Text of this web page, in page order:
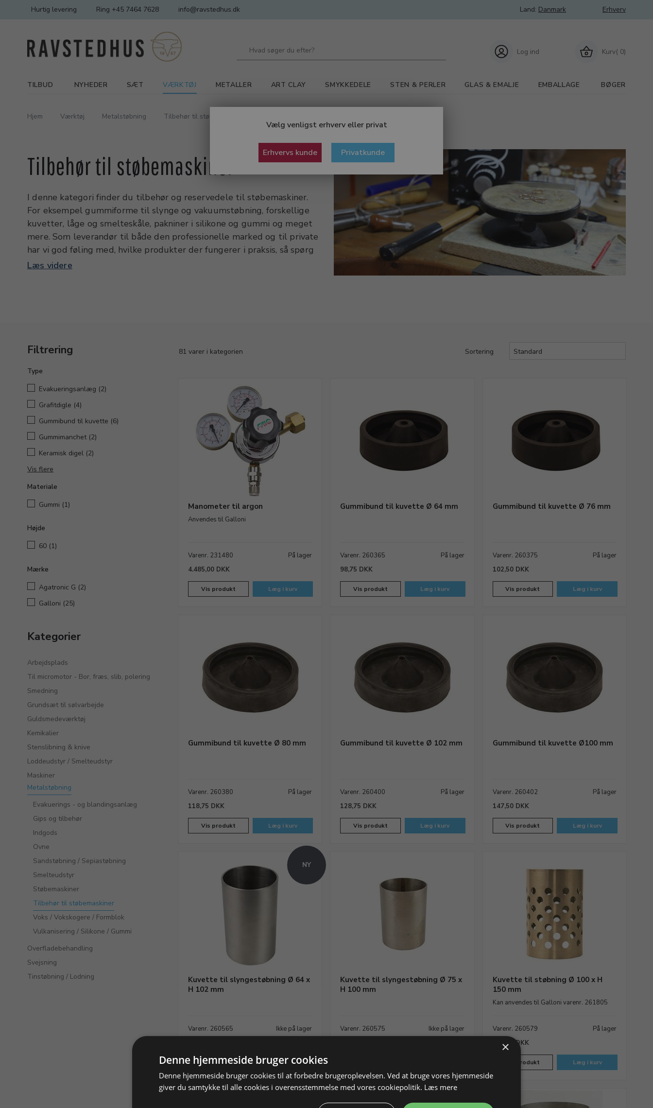
Vælg venligst erhverv eller privat
Erhvervs kunde Privatkunde
Hurtig levering Ring +45 7464 7628 info@ravstedhus.dk Land: Danmark Erhverv
Kurv( 0)
Log ind
TILBUD NYHEDER SÆT VÆRKTØJ METALLER ART CLAY SMYKKEDELE STEN & PERLER GLAS & EMALJE EMBALLAGE BØGER
Hjem Værktøj Metalstøbning Tilbehør til støbemaskiner
Tilbehør til støbemaskiner
I denne kategori finder du tilbehør og reservedele til støbemaskiner.
For eksempel gummiforme til slynge og vakuumstøbning, forskellige
kuvetter, låge og smelteskåle, pakniner i silikone og gummi og meget
mere. Som leverandør til både den professionelle marked og til private
har vi god føling med, hvilke produkter der fungerer i praksis, så spørg
endelig, hvis du er i tvivl.
Læs videre
Filtrering
Type
Evakueringsanlæg (2)
Grafitdigle (4)
Gummibund til kuvette (6)
Gummimanchet (2)
Keramisk digel (2)
Vis flere
Materiale
Gummi (1)
Højde
60 (1)
Mærke
Agatronic G (2)
Galloni (25)
Kategorier
Arbejdsplads
Til micromotor - Bor, fræs, slib, polering
Smedning
Grundsæt til sølvarbejde
Guldsmedeværktøj
Kemikalier
Stenslibning & knive
Loddeudstyr / Smelteudstyr
Maskiner
Metalstøbning
Evakuerings - og blandingsanlæg
Gips og tilbehør
Indgods
Ovne
Sandstøbning / Sepiastøbning
Smelteudstyr
Støbemaskiner
Tilbehør til støbemaskiner
Voks / Vokskogere / Formblok
Vulkanisering / Silikone / Gummi
Overfladebehandling
Svejsning
Tinstøbning / Lodning
81 varer i kategorien Sortering
Manometer til argon
Anvendes til Galloni
Varenr. 231480
På lager
4.485,00 DKK
Vis produkt Læg i kurv
Gummibund til kuvette Ø 64 mm
Varenr. 260365
På lager
98,75 DKK
Vis produkt Læg i kurv
Gummibund til kuvette Ø 76 mm
Varenr. 260375
På lager
102,50 DKK
Vis produkt Læg i kurv
Gummibund til kuvette Ø 80 mm
Varenr. 260380
På lager
118,75 DKK
Vis produkt Læg i kurv
Gummibund til kuvette Ø 102 mm
Varenr. 260400
På lager
128,75 DKK
Vis produkt Læg i kurv
Gummibund til kuvette Ø100 mm
Varenr. 260402
På lager
147,50 DKK
Vis produkt Læg i kurv
NY
Kuvette til slyngestøbning Ø 64 x
H 102 mm
Varenr. 260565 Ikke på lager
Vis produkt
Kuvette til slyngestøbning Ø 75 x
H 100 mm
Varenr. 260575 Ikke på lager
Kuvette til støbning Ø 100 x H
150 mm
Kan anvendes til Galloni varenr. 261805
Varenr. 260579
På lager
493,75 DKK
Vis produkt Læg i kurv
×
Denne hjemmeside bruger cookies
Denne hjemmeside bruger cookies til at forbedre brugeroplevelsen. Ved at bruge vores hjemmeside
giver du samtykke til alle cookies i overensstemmelse med vores cookiepolitik. Læs mere